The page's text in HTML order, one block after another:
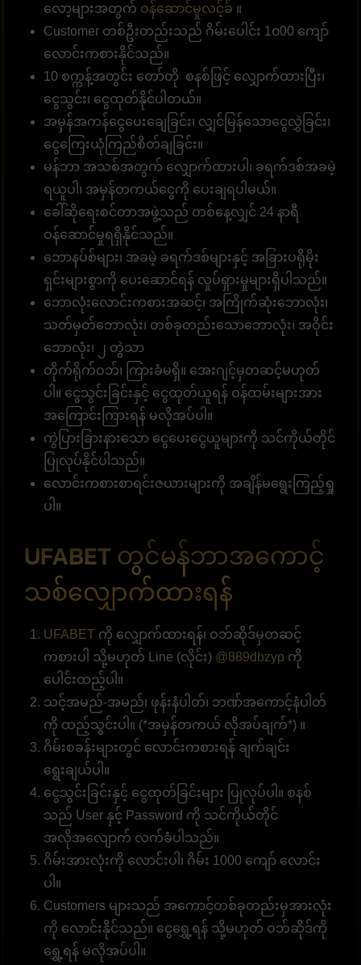
လော့များအတွက် ဝန်ဆောင်မှုလင့်ခ် ။
Customer တစ်ဦးတည်းသည် ဂိမ်းပေါင်း 1၀00 ကျော်
လောင်းကစားနိုင်သည်။
10 စက္ကန့်အတွင်း တော်တို စနစ်ဖြင့် လျှောက်ထားပြီး၊
ငွေသွင်း၊ ငွေထုတ်နိုင်ပါတယ်။
အမှန်အကန်ငွေပေးချေခြင်း၊ လျှင်မြန်သောငွေလွှဲခြင်း၊
ငွေကြေးယုံကြည်စိတ်ချခြင်း။
မန်ဘာ အသစ်အတွက် လျှောက်ထားပါ၊ ခရက်ဒစ်အခမဲ့
ရယူပါ၊ အမှန်တကယ်ငွေကို ပေးချရပါမယ်။
ခေါ်ဆိုရေးစင်တာအဖွဲ့သည် တစ်နေ့လျှင် 24 နာရီ
ဝန်ဆောင်မှုရရှိနိုင်သည်။
ဘောနပ်စ်များ၊ အခမဲ့ ခရက်ဒစ်များနှင့် အခြားပရိုမိုး
ရှင်းများစွာကို ပေးဆောင်ရန် လှုပ်ရှားမှုများရှိပါသည်။
ဘောလုံးလောင်းကစားအဆင့်၊ အကြိုက်ဆုံးဘောလုံး၊
သတ်မှတ်ဘောလုံး၊ တစ်ခုတည်းသောဘောလုံး၊ အဝိုင်း
ဘောလုံး၊ ၂ တွဲသာ
တိုက်ရိုက်ဝဘ်၊ ကြားခံမရှိ။ အေးဂျင့်မှတဆင့်မဟုတ်
ပါ။ ငွေသွင်းခြင်းနှင့် ငွေထုတ်ယူရန် ဝန်ထမ်းများအား
အကြောင်းကြားရန် မလိုအပ်ပါ။
ကွဲပြားခြားနားသော ငွေပေးငွေယူများကို သင်ကိုယ်တိုင်
ပြုလုပ်နိုင်ပါသည်။
လောင်းကစားစာရင်းဇယားများကို အချိန်မရွေးကြည့်ရှု
ပါ။
UFABET တွင်မန်ဘာအကောင့်
သစ်လျှောက်ထားရန်
UFABET ကို လျှောက်ထားရန်၊ ဝဘ်ဆိုဒ်မှတဆင့်
ကစားပါ သို့မဟုတ် Line (လိုင်း) @889dbzyp ကို
ပေါင်းထည့်ပါ။
သင့်အမည်-အမည်၊ ဖုန်းနံပါတ်၊ ဘဏ်အကောင့်နံပါတ်
ကို ထည့်သွင်းပါ။ (*အမှန်တကယ် လိုအပ်ချက်*) ။
ဂိမ်းစခန်းများတွင် လောင်းကစားရန် ချက်ချင်း
ရွေးချယ်ပါ။
ငွေသွင်းခြင်းနှင့် ငွေထုတ်ခြင်းများ ပြုလုပ်ပါ။ စနစ်
သည် User နှင့် Password ကို သင်ကိုယ်တိုင်
အလိုအလျောက် လက်ခံပါသည်။
ဂိမ်းအားလုံးကို လောင်းပါ၊ ဂိမ်း 1000 ကျော် လောင်း
ပါ။
Customers များသည် အကောင့်တစ်ခုတည်းမှအားလုံး
ကို လောင်းနိုင်သည်။ ငွေရွှေ့ရန် သို့မဟုတ် ဝဘ်ဆိုဒ်ကို
ရွှေ့ရန် မလိုအပ်ပါ။